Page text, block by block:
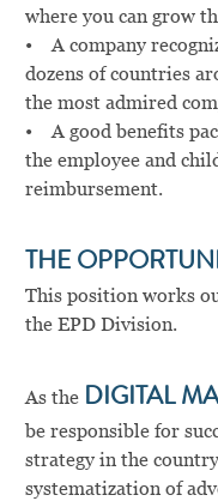
where you can grow
• A company
dozens of countries
the most admired
• A good benefits
the employee and
reimbursement.
THE
This position works
the EPD Division.
As the DIGITAL
be responsible for
strategy in the
systematization of